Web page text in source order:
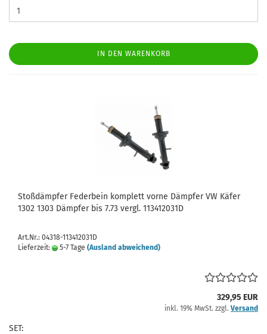
IN DEN WARENKORB
Stoßdämpfer Federbein komplett vorne Dämpfer VW Käfer
1302 1303 Dämpfer bis 7.73 vergl. 113412031D
Art.Nr.: 04318-113412031D
Lieferzeit:
5-7 Tage (Ausland abweichend)
329,95 EUR
inkl. 19% MwSt. zzgl. Versand
SET: